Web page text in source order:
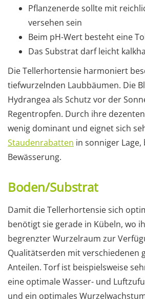
Pflanzenerde sollte mit
versehen sein
Beim pH-Wert besteht eine
Das Substrat darf leicht
Die Tellerhortensie harmoniert
tiefwurzelnden Laubbäumen. Die
Hydrangea als Schutz vor der
Regentropfen. Durch ihre
wenig dominant und eignet sich
Staudenrabatten in sonniger
Bewässerung.
Boden/Substrat
Damit die Tellerhortensie sich
benötigt sie gerade in Kübeln, wo
begrenzter Wurzelraum zur
Qualitätserden mit verschiedenen
Anteilen. Torf ist beispielsweise
eine optimale Wasser- und
und ein optimales